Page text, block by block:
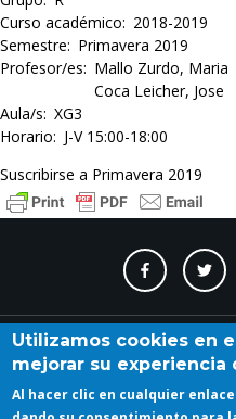
Curso académico
2018-2019
Semestre
Primavera 2019
Profesor/es
Mallo Zurdo, Maria
Coca Leicher, Jose
Aula/s XG3
Horario
J-V 15:00-18:00
Suscribirse a Primavera 2019
Contacto Accesibilidad
Utilizamos cookies en
mejorar su experiencia
Al hacer clic en cualquier